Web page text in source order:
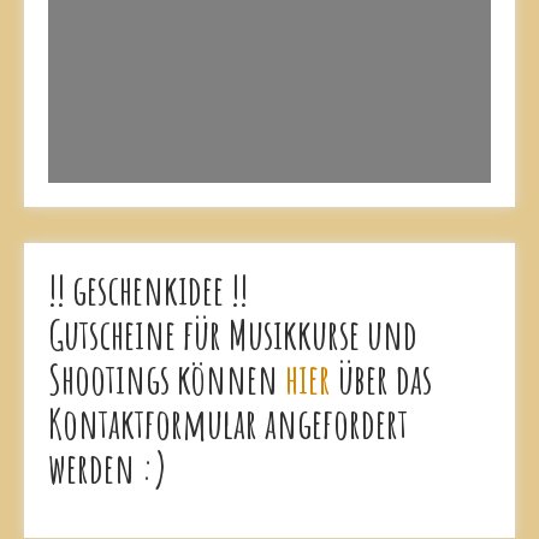
!! geschenkidee !!
Gutscheine für Musikkurse und
Shootings können hier über das
Kontaktformular angefordert
werden :)